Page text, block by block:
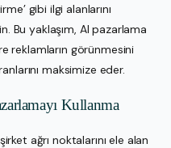
gibi ilgi alanlarını
Bu yaklaşım, AI pazarlama
reklamların görünmesini
maksimize eder.
Kullanma
ağrı noktalarını ele alan